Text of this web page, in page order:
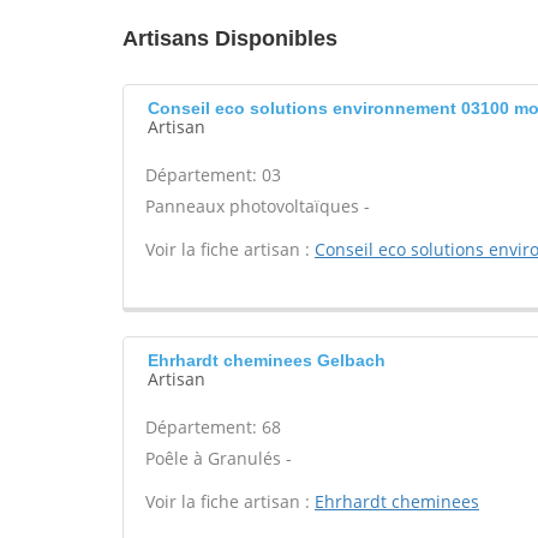
Artisans Disponibles
Conseil eco solutions environnement 03100
Artisan
Département: 03
Panneaux photovoltaïques -
Voir la fiche artisan : Conseil eco solutions
Ehrhardt cheminees Gelbach
Artisan
Département: 68
Poêle à Granulés -
Voir la fiche artisan : Ehrhardt cheminees